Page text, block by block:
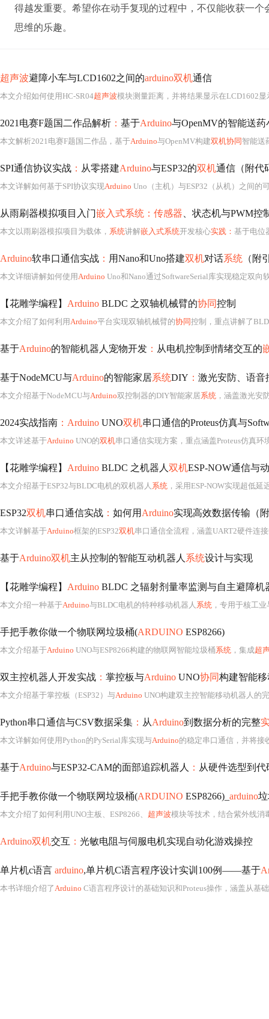
得越发重要。希望你在动手复现的过程中，不仅能收获一
思维的乐趣。
超声波避障小车与LCD1602之间的arduino双机通信
本文介绍如何使用HC-SR04超声波模块测量距离，并将结果显示在LCD1602
2021电赛F题国二作品解析 ： 基于Arduino与OpenMV的智能送药
本文解析2021电赛F题国二作品，基于Arduino与OpenMV构建双机协同 智能送
SPI通信协议实战 ： 从零搭建Arduino与ESP32的双机通信（附代
本文详解如何基于SPI协议实现Arduino Uno（主机）与ESP32（从机）之间的
从雨刷器模拟项目入门嵌入式系统：传感器 、状态机与PWM控
本文以雨刷器模拟项目为载体， 系统讲解嵌入式系统开发核心实践： 基于电位
Arduino软串口通信实战 ： 用Nano和Uno搭建双机对话系统 （附
本文详细讲解如何使用Arduino Uno和Nano通过SoftwareSerial库实现稳定双向软串口通信。涵盖软串口原理、引脚选择（重点推荐D2/D7等外部中断引脚）、交叉接线规范（TX-
【花雕学编程】 Arduino BLDC 之双轴机械臂的协同控制
本文介绍了如何利用Arduino平台实现双轴机械臂的协同控制，重点讲解了BLDC
基于Arduino的智能机器人宠物开发 ： 从电机控制到情绪交互的
基于NodeMCU与Arduino的智能家居系统DIY ： 激光安防、语音
本文介绍基于NodeMCU与Arduino双控制器的DIY智能家居系统 ，涵盖激光安防（光敏电阻检测+抗干扰算法）、离
2024实战指南 ：Arduino UNO双机串口通信的Proteus仿真与
本文详述基于Arduino UNO的双机串口通信实现方案，重点涵盖Proteus仿真环境下的
【花雕学编程】 Arduino BLDC 之机器人 双机ESP-NOW通信与
本文介绍基于ESP32与BLDC电机的双机器人 系统 ，采用ESP-NOW实现超低延迟（<10ms
ESP32双机串口通信实战 ： 如何用 Arduino实现高效数据传输（
本文详解基于Arduino框架的ESP32双机串口通信全流程，涵盖UART2硬件连
基于Arduino双机主从控制的智能互动机器人 系统设计与实现
【花雕学编程】 Arduino BLDC 之辐射剂量率监测与自主避障机
本文介绍一种基于Arduino与BLDC电机的特种移动机器人 系统 ，专用于核工
手把手教你做一个物联网垃圾桶(ARDUINO ESP8266)
本文介绍基于Arduino UNO与ESP8266构建的物联网智能垃圾桶系统 ，集成超
双主控机器人开发实战 ： 掌控板与Arduino UNO协同构建智能
本文介绍基于掌控板（ESP32）与Arduino UNO构建双主控智能移动机器人的完整开发流程。UNO作为下位机负责实时运动控制，实现编码器计数、PID调速及串口指令解析
Python串口通信与CSV数据采集 ： 从Arduino到数据分析的完整
本文详解如何使用Python的PySerial库实现与Arduino的稳定串口通信，并将接
基于Arduino与ESP32-CAM的面部追踪机器人 ： 从硬件选型到代
手把手教你做一个物联网垃圾桶(ARDUINO ESP8266)_ arduino
本文介绍了如何利用UNO主板、ESP8266、 超声波模块等技术，结合紫外线消毒和舵机控制，设计一款低成本、智能化的垃圾桶
Arduino双机交互 ： 光敏电阻与伺服电机实现自动化游戏操控
单片机c语言 arduino,单片机C语言程序设计实训100例——基于
本书详细介绍了Arduino C语言程序设计的基础知识和Proteus操作，涵盖从基础程序设计如